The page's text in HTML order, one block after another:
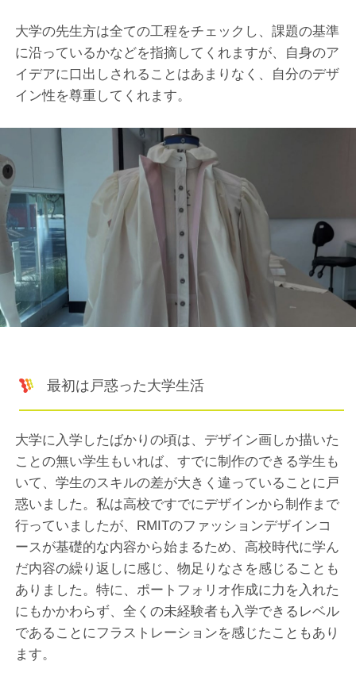
大学の先生方は全ての工程をチェックし、課題の基準
に沿っているかなどを指摘してくれますが、自身のア
イデアに口出しされることはあまりなく、自分のデザ
イン性を尊重してくれます。
最初は戸惑った大学生活
大学に入学したばかりの頃は、デザイン画しか描いた
ことの無い学生もいれば、すでに制作のできる学生も
いて、学生のスキルの差が大きく違っていることに戸
惑いました。私は高校ですでにデザインから制作まで
行っていましたが、RMITのファッションデザインコ
ースが基礎的な内容から始まるため、高校時代に学ん
だ内容の繰り返しに感じ、物足りなさを感じることも
ありました。特に、ポートフォリオ作成に力を入れた
にもかかわらず、全くの未経験者も入学できるレベル
であることにフラストレーションを感じたこともあり
ます。